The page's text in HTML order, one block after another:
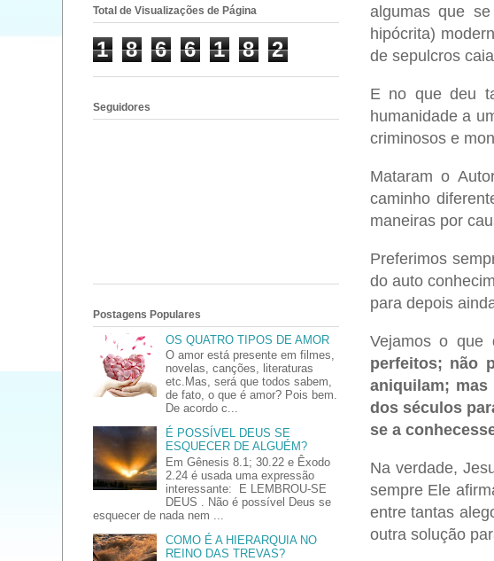
algumas que
hipócrita)
de sepulcros
E no que deu
humanidade a
criminosos e
Mataram o
caminho
maneiras por
Preferimos
do auto
para depois
Vejamos o que
perfeitos; não
aniquilam;
dos séculos
se a
Na verdade,
sempre Ele
entre tantas
outra solução
Total de Visualizações de Página
1 8 6 6 1 8 2
Seguidores
Postagens Populares
OS QUATRO TIPOS DE AMOR
O amor está presente em filmes,
novelas, canções, literaturas
etc.Mas, será que todos sabem,
de fato, o que é amor? Pois bem.
De acordo c...
É POSSÍVEL DEUS SE
ESQUECER DE ALGUÉM?
Em Gênesis 8.1; 30.22 e Êxodo
2.24 é usada uma expressão
interessante: E LEMBROU-SE
DEUS . Não é possível Deus se
esquecer de nada nem ...
COMO É A HIERARQUIA NO
REINO DAS TREVAS?